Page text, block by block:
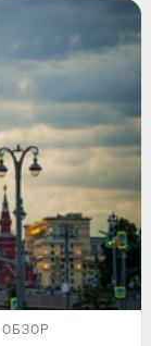
ОБЗОР